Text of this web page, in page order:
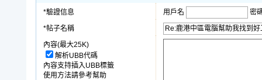
*驗證信息 用戶名
密
*帖子名稱
內容(最大25K)
解析UBB代碼
內容支持插入UBB標籤
使用方法請參考幫助